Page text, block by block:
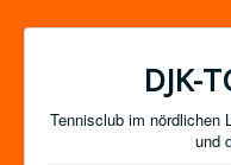
DJK-
Tennisclub im nördlichen
und